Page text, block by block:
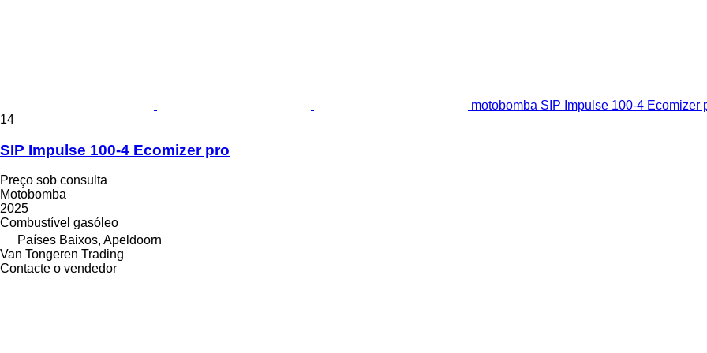
motobomba SIP Impulse 100-4 Ecomizer
14
SIP Impulse 100-4 Ecomizer pro
Preço sob consulta
Motobomba
2025
Combustível gasóleo
Países Baixos, Apeldoorn
Van Tongeren Trading
Contacte o vendedor